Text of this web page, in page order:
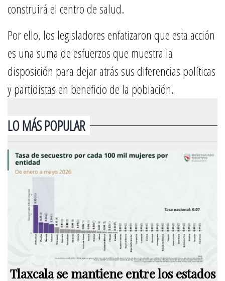
construirá el centro de salud.
Por ello, los legisladores enfatizaron que esta acción
es una suma de esfuerzos que muestra la
disposición para dejar atrás sus diferencias políticas
y partidistas en beneficio de la población.
LO MÁS POPULAR
Tlaxcala se mantiene entre los estados